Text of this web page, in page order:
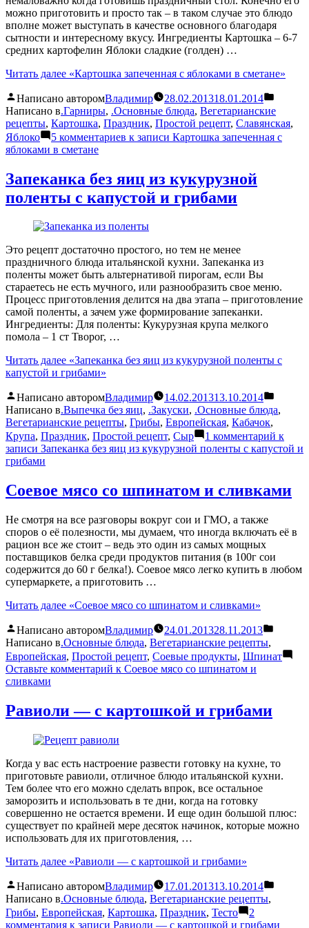
можно приготовить и просто так – в таком случае это блюдо
вполне может выступать в качестве основного благодаря
сытности и интересному вкусу. Ингредиенты Картошка – 6-7
средних картофелин Яблоки сладкие (голден) …
Читать далее «Картошка запеченная с яблоками в сметане»
Написано авторомВладимир 28.02.201318.01.2014
Написано в.Гарниры, .Основные блюда, Вегетарианские
рецепты, Картошка, Праздник, Простой рецепт, Славянская,
Яблоко
5 комментариев к записи Картошка запеченная с
яблоками в сметане
Запеканка без яиц из кукурузной
поленты с капустой и грибами
Это рецепт достаточно простого, но тем не менее
праздничного блюда итальянской кухни. Запеканка из
поленты может быть альтернативой пирогам, если Вы
стараетесь не есть мучного, или разнообразить свое меню.
Процесс приготовления делится на два этапа – приготовление
самой поленты, а зачем уже формирование запеканки.
Ингредиенты: Для поленты: Кукурузная крупа мелкого
помола – 1 ст Творог, …
Читать далее «Запеканка без яиц из кукурузной поленты с
капустой и грибами»
Написано авторомВладимир 14.02.201313.10.2014
Написано в.Выпечка без яиц, .Закуски, .Основные блюда,
Вегетарианские рецепты, Грибы, Европейская, Кабачок,
Крупа, Праздник, Простой рецепт, Сыр 1 комментарий к
записи Запеканка без яиц из кукурузной поленты с капустой и
грибами
Соевое мясо со шпинатом и сливками
Не смотря на все разговоры вокруг сои и ГМО, а также
споров о её полезности, мы думаем, что иногда включать её в
рацион все же стоит – ведь это один из самых мощных
поставщиков белка среди продуктов питания (в 100г сои
содержится до 60 г белка!). Соевое мясо легко купить в любом
супермаркете, а приготовить …
Читать далее «Соевое мясо со шпинатом и сливками»
Написано авторомВладимир 24.01.201328.11.2013
Написано в.Основные блюда, Вегетарианские рецепты,
Европейская, Простой рецепт, Соевые продукты, Шпинат
Оставьте комментарий к Соевое мясо со шпинатом и
сливками
Равиоли — с картошкой и грибами
Когда у вас есть настроение развести готовку на кухне, то
приготовьте равиоли, отличное блюдо итальянской кухни.
Тем более что его можно сделать впрок, все остальное
заморозить и использовать в те дни, когда на готовку
совершенно не остается времени. И еще один большой плюс:
существует по крайней мере десяток начинок, которые можно
использовать для их приготовления, …
Читать далее «Равиоли — с картошкой и грибами»
Написано авторомВладимир 17.01.201313.10.2014
Написано в.Основные блюда, Вегетарианские рецепты,
Грибы, Европейская, Картошка, Праздник, Тесто
2
комментария к записи Равиоли — с картошкой и грибами